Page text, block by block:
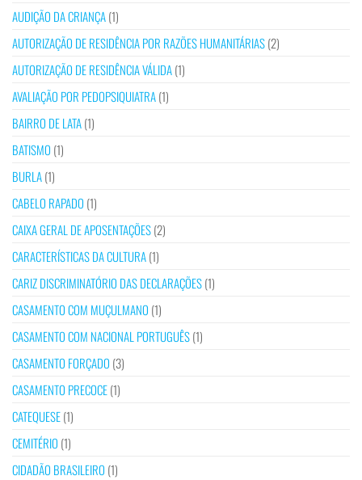
AUDIÇÃO DA CRIANÇA(1)
AUTORIZAÇÃO DE RESIDÊNCIA POR RAZÕES HUMANITÁRIAS(2)
AUTORIZAÇÃO DE RESIDÊNCIA VÁLIDA(1)
AVALIAÇÃO POR PEDOPSIQUIATRA(1)
BAIRRO DE LATA(1)
BATISMO (1)
BURLA(1)
CABELO RAPADO (1)
CAIXA GERAL DE APOSENTAÇÕES(2)
CARACTERÍSTICAS DA CULTURA(1)
CARIZ DISCRIMINATÓRIO DAS DECLARAÇÕES(1)
CASAMENTO COM MUÇULMANO (1)
CASAMENTO COM NACIONAL PORTUGUÊS(1)
CASAMENTO FORÇADO (3)
CASAMENTO PRECOCE(1)
CATEQUESE(1)
CEMITÉRIO (1)
CIDADÃO BRASILEIRO (1)